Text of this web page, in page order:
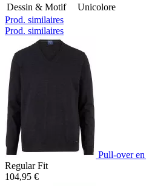
Dessin & Motif
Unicolore
Prod. similaires
Prod. similaires
Pull-over
Regular Fit
104,95 €